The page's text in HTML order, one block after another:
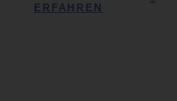
ERFAHREN